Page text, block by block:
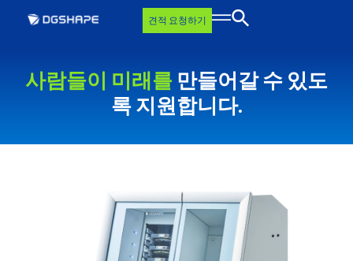
견적 요청하기
사람들이 미래를 만들어갈 수 있도
록 지원합니다.